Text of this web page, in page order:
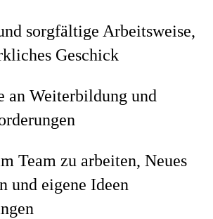
sorgfältige Arbeitsweise,
Geschick
an Weiterbildung und
Team zu arbeiten, Neues
und eigene Ideen